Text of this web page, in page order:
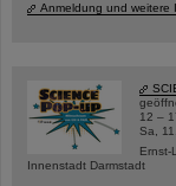
Anmeldung und weitere
12 –
Sa,
Ernst-
Innenstadt Darmstadt